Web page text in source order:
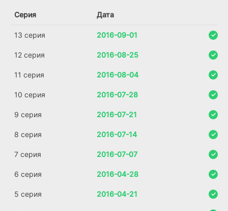
Серия Дата
13 серия 2016-09-01
12 серия 2016-08-25
11 серия 2016-08-04
10 серия 2016-07-28
9 серия 2016-07-21
8 серия 2016-07-14
7 серия 2016-07-07
6 серия 2016-04-28
5 серия 2016-04-21